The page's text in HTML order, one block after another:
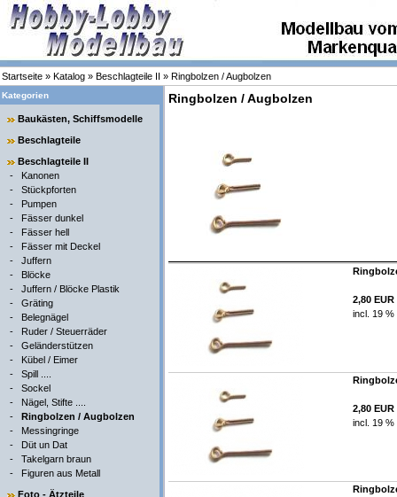
Startseite » Katalog » Beschlagteile II » Ringbolzen / Augbolzen
Kategorien
Baukästen, Schiffsmodelle
Beschlagteile
Beschlagteile II
- Kanonen
- Stückpforten
- Pumpen
- Fässer dunkel
- Fässer hell
- Fässer mit Deckel
- Juffern
- Blöcke
- Juffern / Blöcke Plastik
- Gräting
- Belegnägel
- Ruder / Steuerräder
- Geländerstützen
- Kübel / Eimer
- Spill ....
- Sockel
- Nägel, Stifte ....
- Ringbolzen / Augbolzen
- Messingringe
- Düt un Dat
- Takelgarn braun
- Figuren aus Metall
Foto - Ätzteile
Ringbolzen / Augbolzen
2,80 EUR
incl. 19 %
2,80 EUR
incl. 19 %